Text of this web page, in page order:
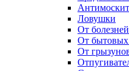
Ловушки
От
От
От